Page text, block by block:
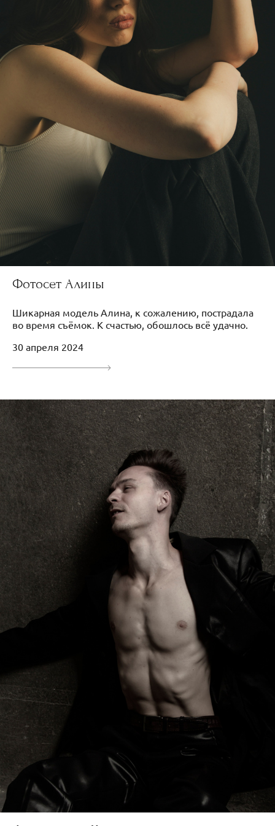
Фотосет Алины
Шикарная модель Алина, к сожалению, пострадала
во время съёмок. К счастью, обошлось всё удачно.
30 апреля 2024